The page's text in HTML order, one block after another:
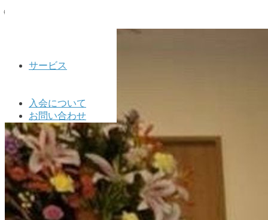
サービス
入会について
お問い合わせ